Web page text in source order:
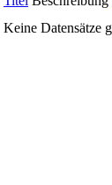
Keine Datensätze